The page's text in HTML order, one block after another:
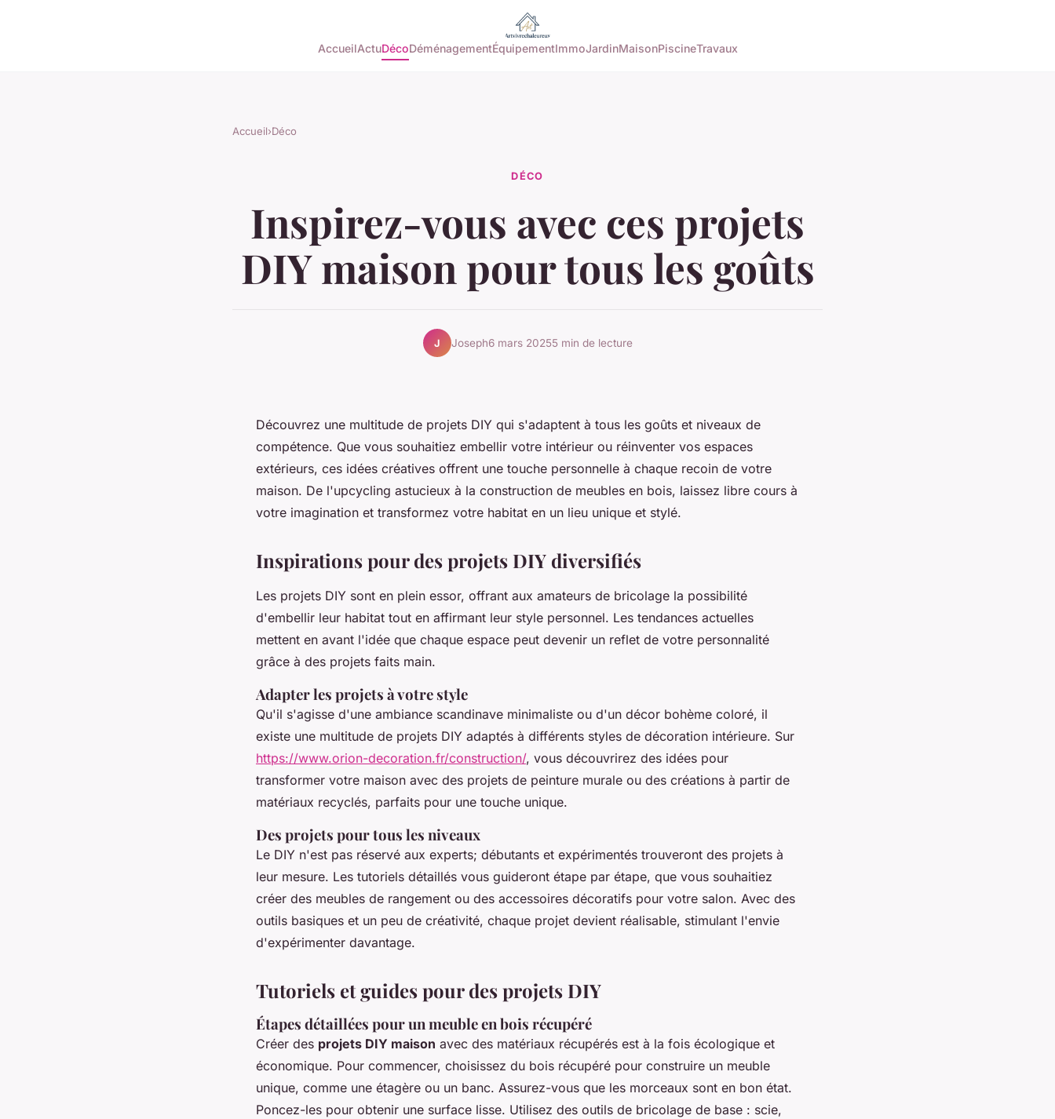
AccueilActuDécoDéménagementÉquipementImmoJardinMaisonPiscineTravaux
Accueil›Déco
DÉCO
Inspirez-vous avec ces projets
DIY maison pour tous les goûts
J Joseph6 mars 20255 min de lecture
Découvrez une multitude de projets DIY qui s'adaptent à tous les goûts et niveaux de
compétence. Que vous souhaitiez embellir votre intérieur ou réinventer vos espaces
extérieurs, ces idées créatives offrent une touche personnelle à chaque recoin de votre
maison. De l'upcycling astucieux à la construction de meubles en bois, laissez libre cours à
votre imagination et transformez votre habitat en un lieu unique et stylé.
Inspirations pour des projets DIY diversifiés
Les projets DIY sont en plein essor, offrant aux amateurs de bricolage la possibilité
d'embellir leur habitat tout en affirmant leur style personnel. Les tendances actuelles
mettent en avant l'idée que chaque espace peut devenir un reflet de votre personnalité
grâce à des projets faits main.
Adapter les projets à votre style
Qu'il s'agisse d'une ambiance scandinave minimaliste ou d'un décor bohème coloré, il
existe une multitude de projets DIY adaptés à différents styles de décoration intérieure. Sur
https://www.orion-decoration.fr/construction/, vous découvrirez des idées pour
transformer votre maison avec des projets de peinture murale ou des créations à partir de
matériaux recyclés, parfaits pour une touche unique.
Des projets pour tous les niveaux
Le DIY n'est pas réservé aux experts; débutants et expérimentés trouveront des projets à
leur mesure. Les tutoriels détaillés vous guideront étape par étape, que vous souhaitiez
créer des meubles de rangement ou des accessoires décoratifs pour votre salon. Avec des
outils basiques et un peu de créativité, chaque projet devient réalisable, stimulant l'envie
d'expérimenter davantage.
Tutoriels et guides pour des projets DIY
Étapes détaillées pour un meuble en bois récupéré
Créer des projets DIY maison avec des matériaux récupérés est à la fois écologique et
économique. Pour commencer, choisissez du bois récupéré pour construire un meuble
unique, comme une étagère ou un banc. Assurez-vous que les morceaux sont en bon état.
Poncez-les pour obtenir une surface lisse. Utilisez des outils de bricolage de base : scie,